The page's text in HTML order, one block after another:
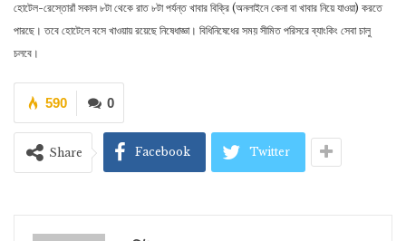
হোটেল-রেস্তোরাঁ সকাল ৮টা থেকে রাত ৮টা পর্যন্ত খাবার বিক্রি (অনলাইনে কেনা বা খাবার নিয়ে যাওয়া) করতে
পারছে। তবে হোটেলে বসে খাওয়ায় রয়েছে নিষেধাজ্ঞা। বিধিনিষেধের সময় সীমিত পরিসরে ব্যাংকিং সেবা চালু
চলবে।
0
590
Share Facebook Twitter